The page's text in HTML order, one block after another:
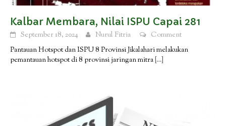
Kalbar Membara, Nilai ISPU Capai 281
September 18, 2024 Nurul Fitria
Comment
Pantauan Hotspot dan ISPU 8 Provinsi Jikalahari melakukan
pemantauan hotspot di 8 provinsi jaringan mitra […]